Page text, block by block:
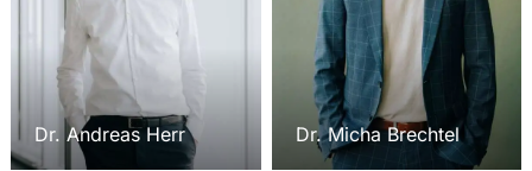
Dr. Andreas Herr Dr. Micha Brechtel